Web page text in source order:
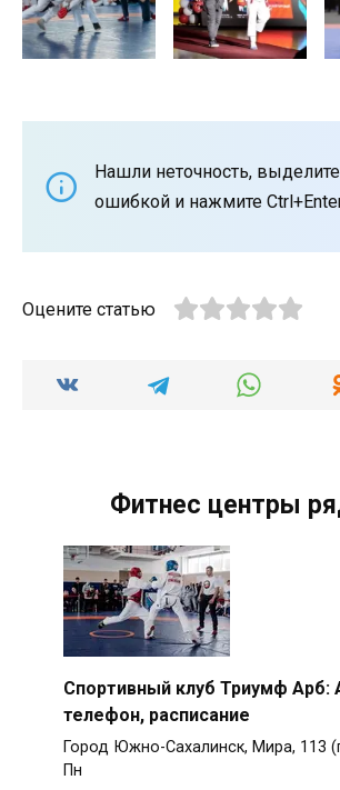
Нашли неточность, выделите
ошибкой и нажмите
Оцените статью
Фитнес центры
Спортивный клуб Триумф Арб:
телефон, расписание
Город Южно-Сахалинск, Мира, 113
Пн